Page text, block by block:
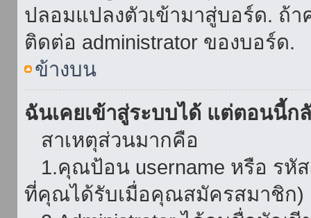
ปลอมแปลงตัวเข้ามาสู่บอร์ด. ถ้
ติดต่อ administrator ของบอร์ด.
ข้างบน
ฉันเคยเข้าสู่ระบบได้ แต่ตอนนี้ก
สาเหตุส่วนมากคือ
1.คุณป้อน username หรือ รหั
ที่คุณได้รับเมื่อคุณสมัครสมาชิก)